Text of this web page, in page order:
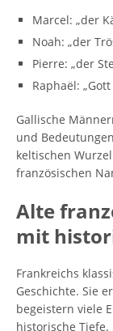
Marcel: „der
Noah: „der
Pierre: „der
Raphaël:
Gallische
und
keltischen
französischen
Alte
mit
Frankreichs
Geschichte. Sie
begeistern viele
historische Tiefe.